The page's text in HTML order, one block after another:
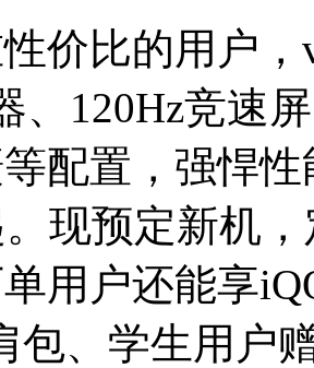
价比的用户
、120Hz竞速
配置，强悍
。现预定新机
用户还能享
包、学生用户